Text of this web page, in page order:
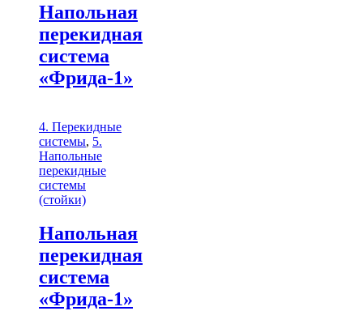
Напольная
перекидная
система
«Фрида-1»
4. Перекидные
системы, 5.
Напольные
перекидные
системы
(стойки)
Напольная
перекидная
система
«Фрида-1»